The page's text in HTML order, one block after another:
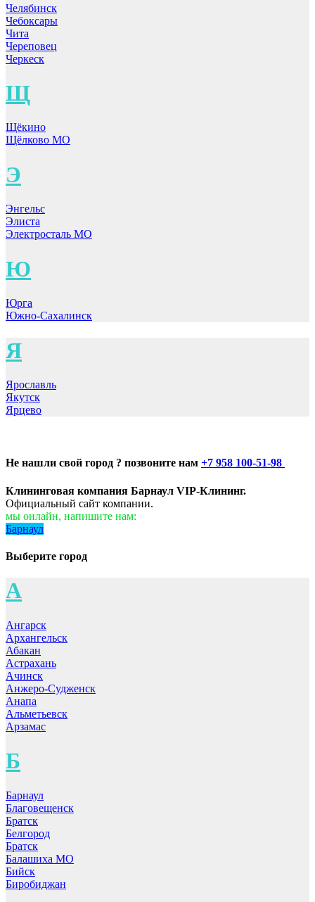
Челябинск
Чебоксары
Чита
Череповец
Черкеск
Щ
Щёкино
Щёлково МО
Э
Энгельс
Элиста
Электросталь МО
Ю
Юрга
Южно-Сахалинск
Я
Ярославль
Якутск
Ярцево
Не нашли свой город ? позвоните нам +7 958 100-51-98
Клининговая компания Барнаул VIP-Клининг.
Официальный сайт компании.
мы онлайн, напишите нам:
Барнаул
Выберите город
А
Ангарск
Архангельск
Абакан
Астрахань
Ачинск
Анжеро-Судженск
Анапа
Альметьевск
Арзамас
Б
Барнаул
Благовещенск
Братск
Белгород
Братск
Балашиха МО
Бийск
Биробиджан